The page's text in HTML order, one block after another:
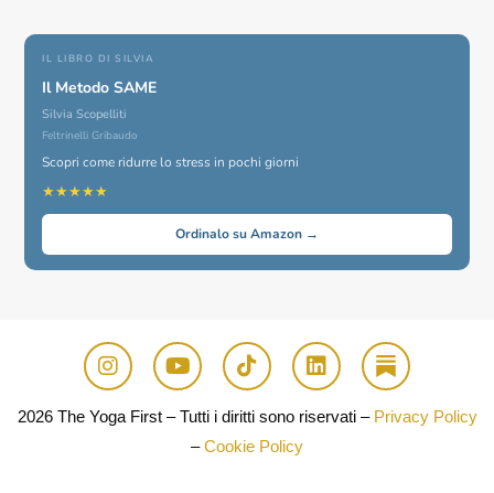
IL LIBRO DI SILVIA
Il Metodo SAME
Silvia Scopelliti
Feltrinelli Gribaudo
Scopri come ridurre lo stress in pochi giorni
★★★★★
Ordinalo su Amazon →
2026 The Yoga First – Tutti i diritti sono riservati – Privacy Policy
–Cookie Policy